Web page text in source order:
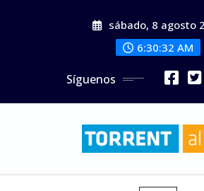
sábado, 8 agosto
6:30:34 AM
Síguenos